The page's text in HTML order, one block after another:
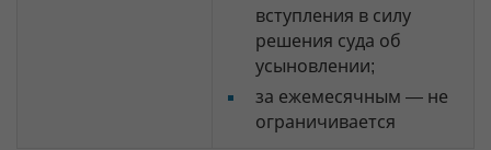
вступления в силу
решения суда об
усыновлении;
за ежемесячным — не
ограничивается